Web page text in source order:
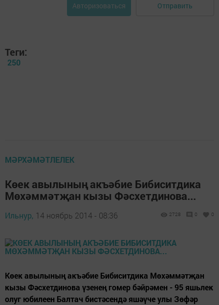
Авторизоваться Отправить
Теги:
250
МӘРХӘМӘТЛЕЛЕК
Көек авылының акъәбие Бибиситдика
Мөхәммәтҗан кызы Фәсхетдинова...
Ильнур, 14 ноябрь 2014 - 08:36 2728 0 0
Көек авылының акъәбие Бибиситдика Мөхәммәтҗан
кызы Фәсхетдинова үзенең гомер бәйрәмен - 95 яшьлек
олуг юбилеен Балтач бистәсендә яшәүче улы Зөфәр